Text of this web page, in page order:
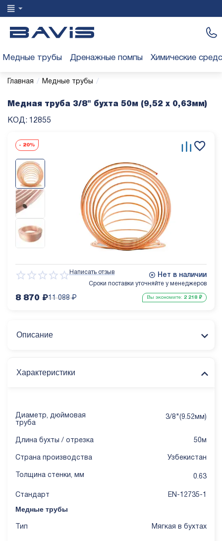
Медные трубы Дренажные помпы Химические
Главная / Медные трубы /
Медная труба 3/8" бухта 50м (9,52 x 0,63мм)
КОД: 12855
- 20%
Написать отзыв Нет в наличии
Сроки поставки уточняйте у менеджеров
11 088 ₽
8 870 ₽ Вы экономите: 2 218 ₽
Описание
Характеристики
Диаметр, дюймовая
труба
3/8"(9.52мм)
Длина бухты / отрезка 50м
Страна производства Узбекистан
Толщина стенки, мм 0.63
Стандарт EN-12735-1
Медные трубы
Тип Мягкая в бухтах